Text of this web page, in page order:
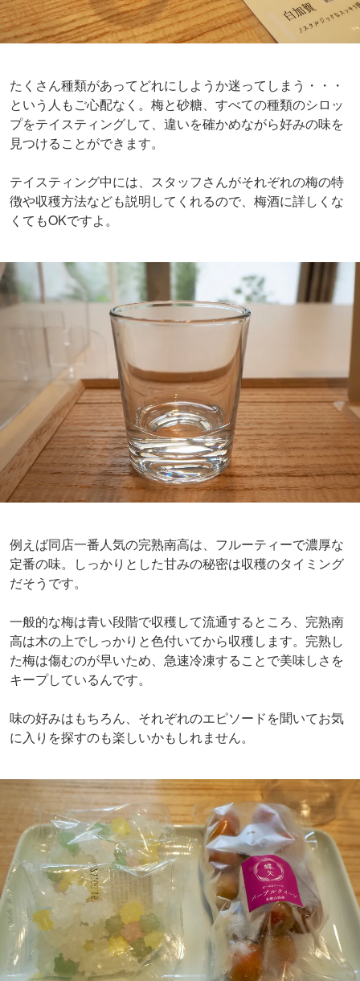
たくさん種類があってどれにしようか迷ってしまう・・・
という人もご心配なく。梅と砂糖、すべての種類のシロッ
プをテイスティングして、違いを確かめながら好みの味を
見つけることができます。
テイスティング中には、スタッフさんがそれぞれの梅の特
徴や収穫方法なども説明してくれるので、梅酒に詳しくな
くてもOKですよ。
例えば同店一番人気の完熟南高は、フルーティーで濃厚な
定番の味。しっかりとした甘みの秘密は収穫のタイミング
だそうです。
一般的な梅は青い段階で収穫して流通するところ、完熟南
高は木の上でしっかりと色付いてから収穫します。完熟し
た梅は傷むのが早いため、急速冷凍することで美味しさを
キープしているんです。
味の好みはもちろん、それぞれのエピソードを聞いてお気
に入りを探すのも楽しいかもしれません。